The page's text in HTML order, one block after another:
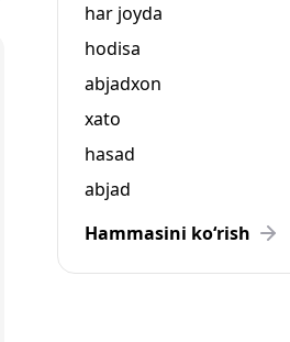
har joyda
hodisa
abjadxon
xato
hasad
abjad
Hammasini ko‘rish